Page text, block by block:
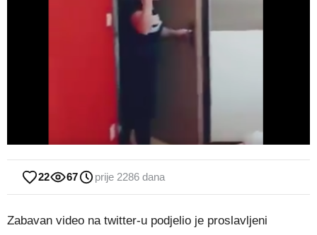
22 67 prije 2286 dana
Zabavan video na twitter-u podjelio je proslavljeni